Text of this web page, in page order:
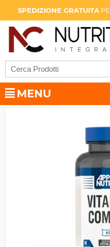
SPEDIZIONE GRATUITA
MENU